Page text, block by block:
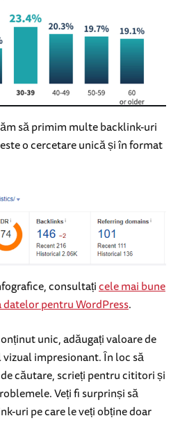
să primim multe backlink-uri
o cercetare unică și în format
consultațicele mai bune
pentru WordPress.
unic, adăugați valoare de
impresionant. În loc să
căutare, scrieți pentru cititori și
Veți fi surprinși să
uri pe care le veți obține doar